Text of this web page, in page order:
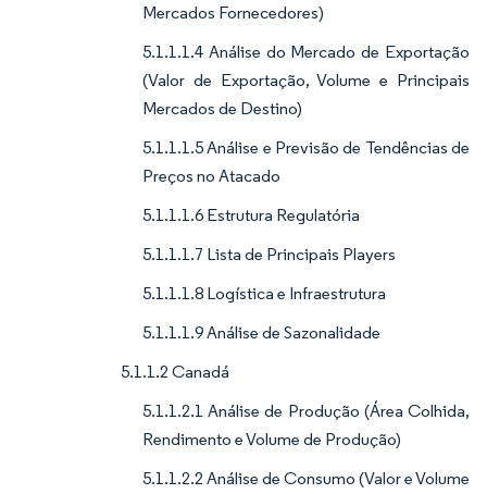
Mercados Fornecedores)
5.1.1.1.4 Análise do Mercado de Exportação
(Valor de Exportação, Volume e Principais
Mercados de Destino)
5.1.1.1.5 Análise e Previsão de Tendências de
Preços no Atacado
5.1.1.1.6 Estrutura Regulatória
5.1.1.1.7 Lista de Principais Players
5.1.1.1.8 Logística e Infraestrutura
5.1.1.1.9 Análise de Sazonalidade
5.1.1.2 Canadá
5.1.1.2.1 Análise de Produção (Área Colhida,
Rendimento e Volume de Produção)
5.1.1.2.2 Análise de Consumo (Valor e Volume